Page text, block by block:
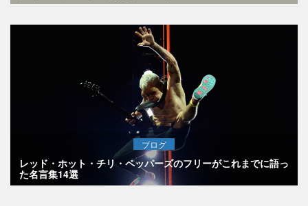
ブログ
レッド・ホット・チリ・ペッパーズのフリーがこれまでに語っ
た名言集14選